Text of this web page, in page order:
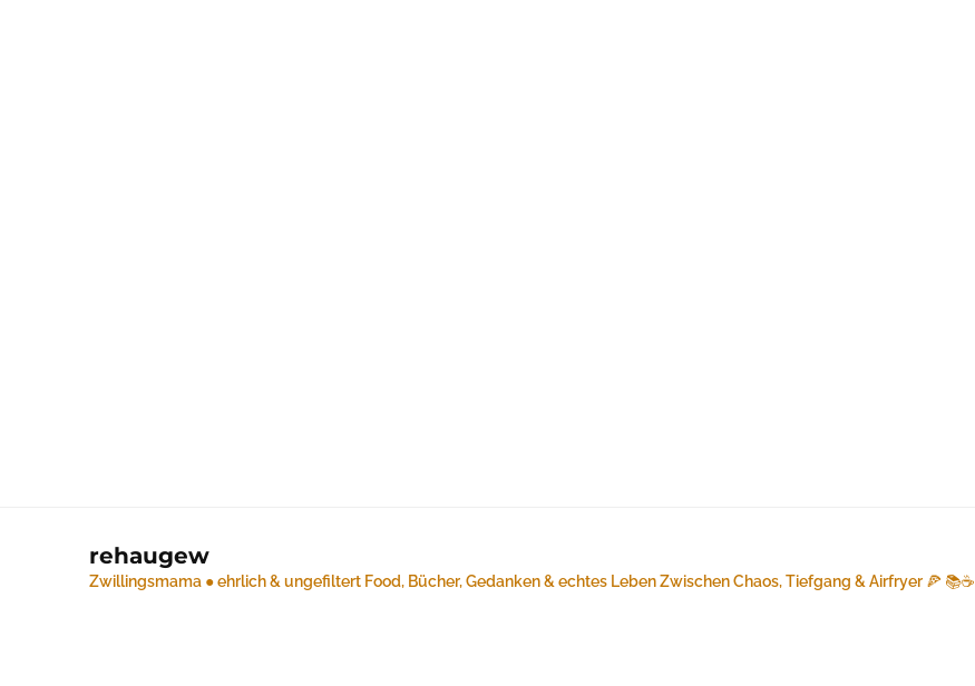
rehaugew
Zwillingsmama ● ehrlich & ungefiltert Food, Bücher, Gedanken & echtes LebenZwischen Chaos, Tiefgang & Airfryer 🍕 📚☕️